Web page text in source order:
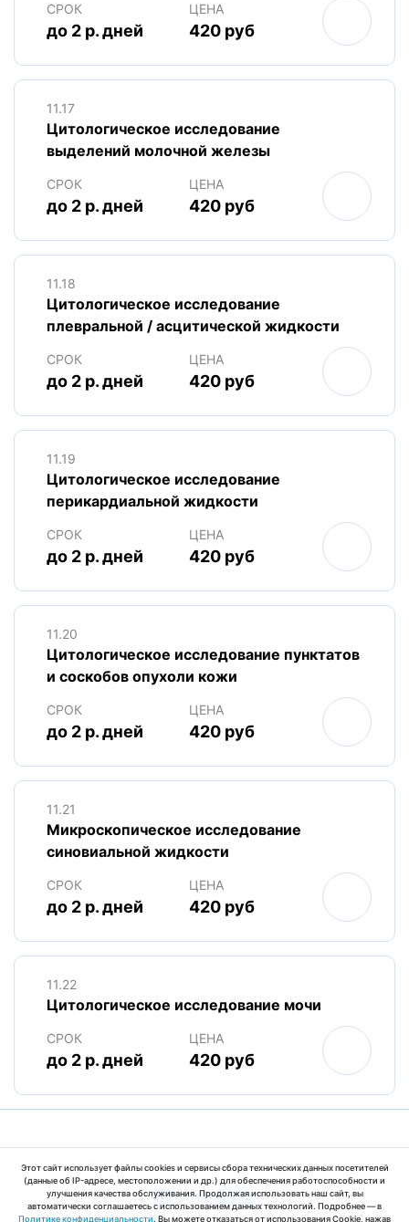
Этот сайт использует файлы cookies и сервисы сбора технических данных посетителей
(данные об IP-адресе, местоположении и др.) для обеспечения работоспособности и
улучшения качества обслуживания. Продолжая использовать наш сайт, вы
автоматически соглашаетесь с использованием данных технологий. Подробнее — в
Политике конфиденциальности. Вы можете отказаться от использования Cookie, нажав
СРОК
до 2 р. дней
ЦЕНА
420 руб
11.17
Цитологическое исследование
выделений молочной железы
СРОК
до 2 р. дней
ЦЕНА
420 руб
11.18
Цитологическое исследование
плевральной / асцитической жидкости
СРОК
до 2 р. дней
ЦЕНА
420 руб
11.19
Цитологическое исследование
перикардиальной жидкости
СРОК
до 2 р. дней
ЦЕНА
420 руб
11.20
Цитологическое исследование пунктатов
и соскобов опухоли кожи
СРОК
до 2 р. дней
ЦЕНА
420 руб
11.21
Микроскопическое исследование
синовиальной жидкости
СРОК
до 2 р. дней
ЦЕНА
420 руб
11.22
Цитологическое исследование мочи
СРОК
до 2 р. дней
ЦЕНА
420 руб
© 2025 ООО «МедЛабЭкспресс»